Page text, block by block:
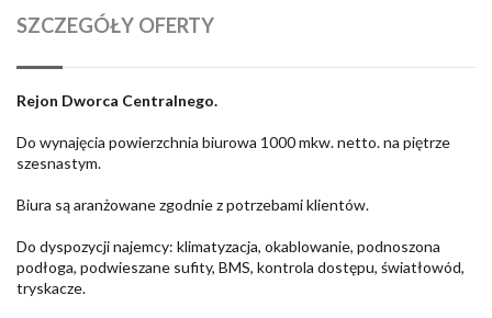
SZCZEGÓŁY OFERTY
Rejon Dworca Centralnego.
Do wynajęcia powierzchnia biurowa 1000 mkw. netto. na piętrze
szesnastym.
Biura są aranżowane zgodnie z potrzebami klientów.
Do dyspozycji najemcy: klimatyzacja, okablowanie, podnoszona
podłoga, podwieszane sufity, BMS, kontrola dostępu, światłowód,
tryskacze.